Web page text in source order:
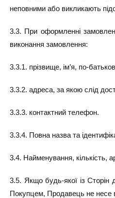
неповними або викликають
3.3. При оформленні
виконання замовлення:
3.3.1. прізвище, ім’я, по-
3.3.2. адреса, за якою слід
3.3.3. контактний телефон.
3.3.4. Повна назва та
3.4. Найменування, кількість,
3.5. Якщо будь-якої із Сторін
Покупцем, Продавець не несе